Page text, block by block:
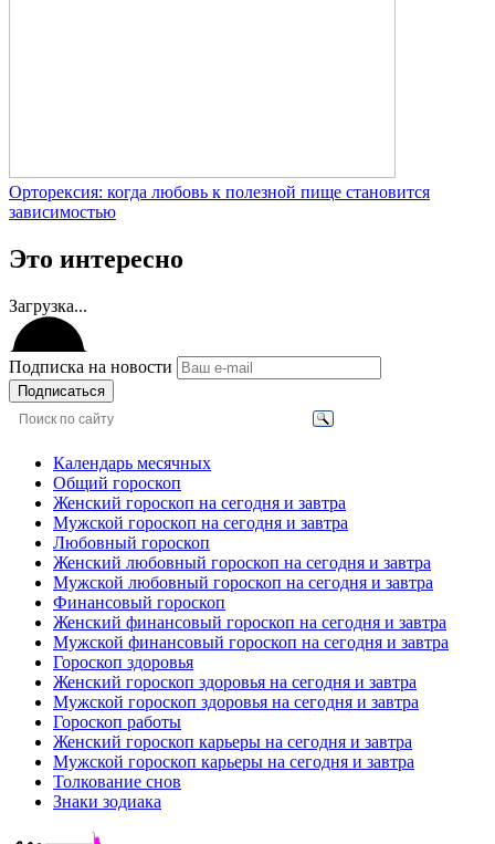
Орторексия: когда любовь к полезной пище становится
зависимостью
Это интересно
Загрузка...
Подписка на новости
Подписаться
Календарь месячных
Общий гороскоп
Женский гороскоп на сегодня и завтра
Мужской гороскоп на сегодня и завтра
Любовный гороскоп
Женский любовный гороскоп на сегодня и завтра
Мужской любовный гороскоп на сегодня и завтра
Финансовый гороскоп
Женский финансовый гороскоп на сегодня и завтра
Мужской финансовый гороскоп на сегодня и завтра
Гороскоп здоровья
Женский гороскоп здоровья на сегодня и завтра
Мужской гороскоп здоровья на сегодня и завтра
Гороскоп работы
Женский гороскоп карьеры на сегодня и завтра
Мужской гороскоп карьеры на сегодня и завтра
Толкование снов
Знаки зодиака